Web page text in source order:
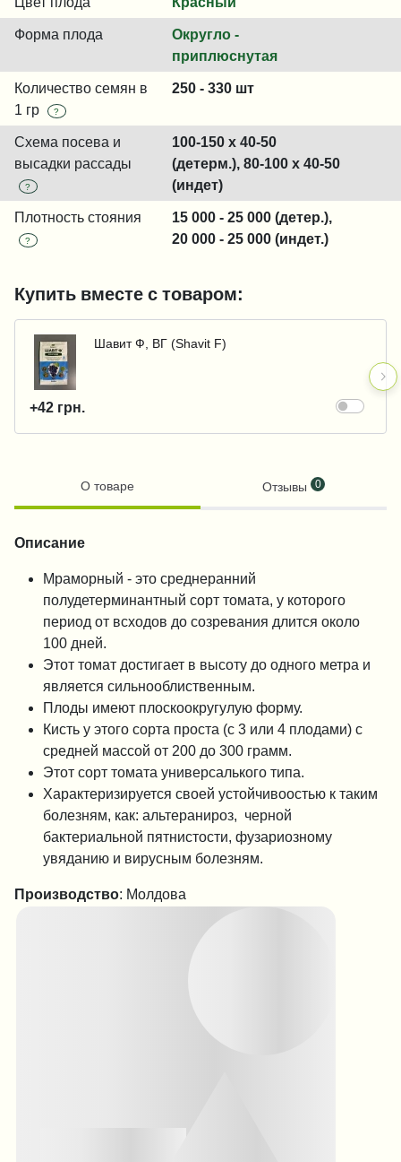
Форма плода
Округло -
приплюснутая
Количество семян в
1 гр
?
250 - 330 шт
Схема посева и
высадки рассады
?
100-150 x 40-50
(детерм.), 80-100 x 40-50
(индет)
Плотность стояния
?
15 000 - 25 000 (детер.),
20 000 - 25 000 (индет.)
Купить вместе с товаром:
Шавит Ф, ВГ (Shavit F)
+42 грн.
О товаре Отзывы 0
Описание
Мраморный - это среднеранний
полудетерминантный сорт томата, у которого
период от всходов до созревания длится около
100 дней.
Этот томат достигает в высоту до одного метра и
является сильнооблиственным.
Плоды имеют плоскоокругулую форму.
Кисть у этого сорта проста (с 3 или 4 плодами) с
средней массой от 200 до 300 грамм.
Этот сорт томата универсалького типа.
Характеризируется своей устойчивоостью к таким
болезням, как: альтеранироз, черной
бактериальной пятнистости, фузариозному
увяданию и вирусным болезням.
Производство: Молдова